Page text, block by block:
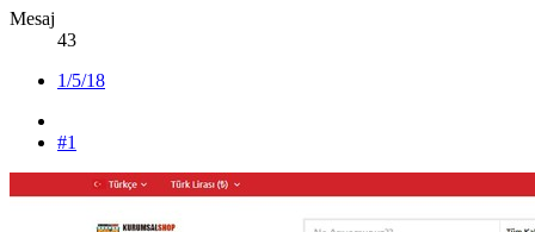
Mesaj
43
1/5/18
#1